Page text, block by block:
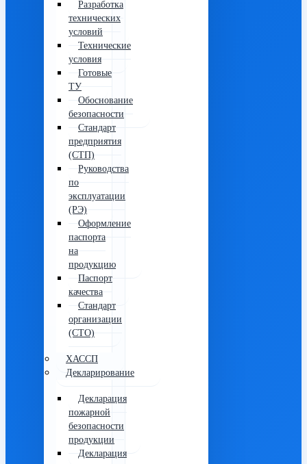
Разработка
технических
условий
Технические
условия
Готовые
ТУ
Обоснование
безопасности
Стандарт
предприятия
(СТП)
Руководства
по
эксплуатации
(РЭ)
Оформление
паспорта
на
продукцию
Паспорт
качества
Стандарт
организации
(СТО)
ХАССП
Декларирование
Декларация
пожарной
безопасности
продукции
Декларация